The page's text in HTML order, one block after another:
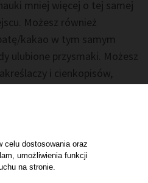
mniej więcej o tej samej
Możesz również
kakao w tym samym
ulubione przysmaki. Możesz
i cienkopisów,
tracić ani czasu, ani
się do sytuacji - odbiera
naukę, trzeba się
kolejnym dniem
celu dostosowania oraz
umożliwienia funkcji
na stronie.